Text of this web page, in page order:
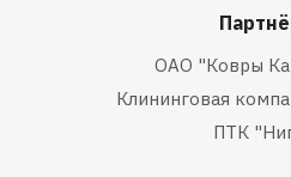
ОАО "Ковры
Клининговая
ПТК